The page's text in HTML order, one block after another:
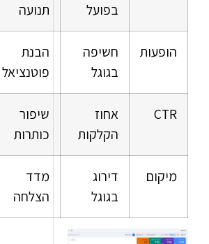
תנועה
חשיפה
הבנת
פוטנציאל
אחוז
כותרות
דירוג
מדד
הצלחה